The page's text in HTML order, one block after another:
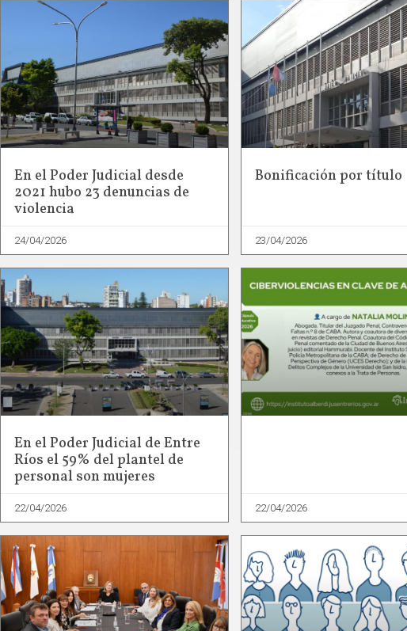
En el Poder Judicial desde
2021 hubo 23 denuncias de
violencia
24/04/2026
Bonificación por título
23/04/2026
En el Poder Judicial de Entre
Ríos el 59% del plantel de
personal son mujeres
22/04/2026 22/04/2026